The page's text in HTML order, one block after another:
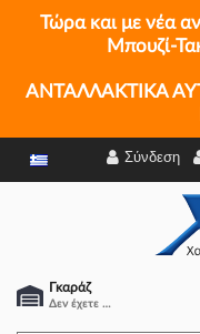
Τώρα και με νέα
Μπουζί-
ΑΝΤΑΛΛΑΚΤΙΚΑ
Σύνδεση
Γκαράζ
Δεν έχετε επιλέξει αμάξι.
Φίλτρα